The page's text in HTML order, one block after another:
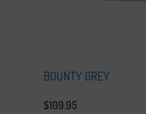
BOUNTY GREY
$109.95